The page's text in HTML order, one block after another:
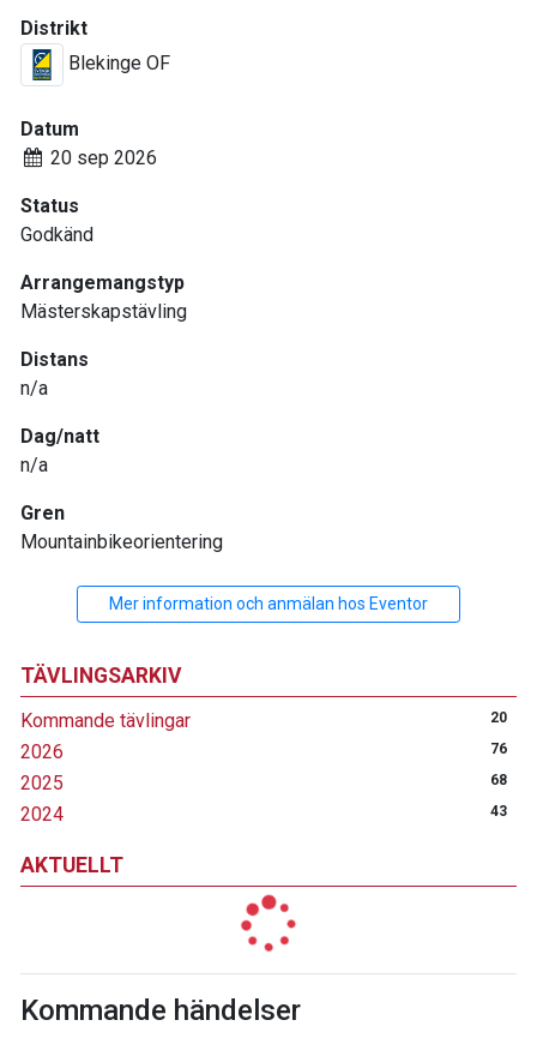
TÄVLINGSARKIV
Kommande tävlingar 20
2026 76
2025 68
2024 43
AKTUELLT
Kommande händelser
Distrikt
Blekinge OF
Datum
20 sep 2026
Status
Godkänd
Arrangemangstyp
Mästerskapstävling
Distans
n/a
Dag/natt
n/a
Gren
Mountainbikeorientering
Mer information och anmälan hos Eventor